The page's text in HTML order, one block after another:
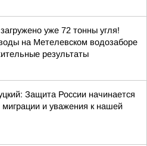
уже 72 тонны угля!
на Метелевском водозаборе
результаты
Защита России начинается
миграции и уважения к нашей